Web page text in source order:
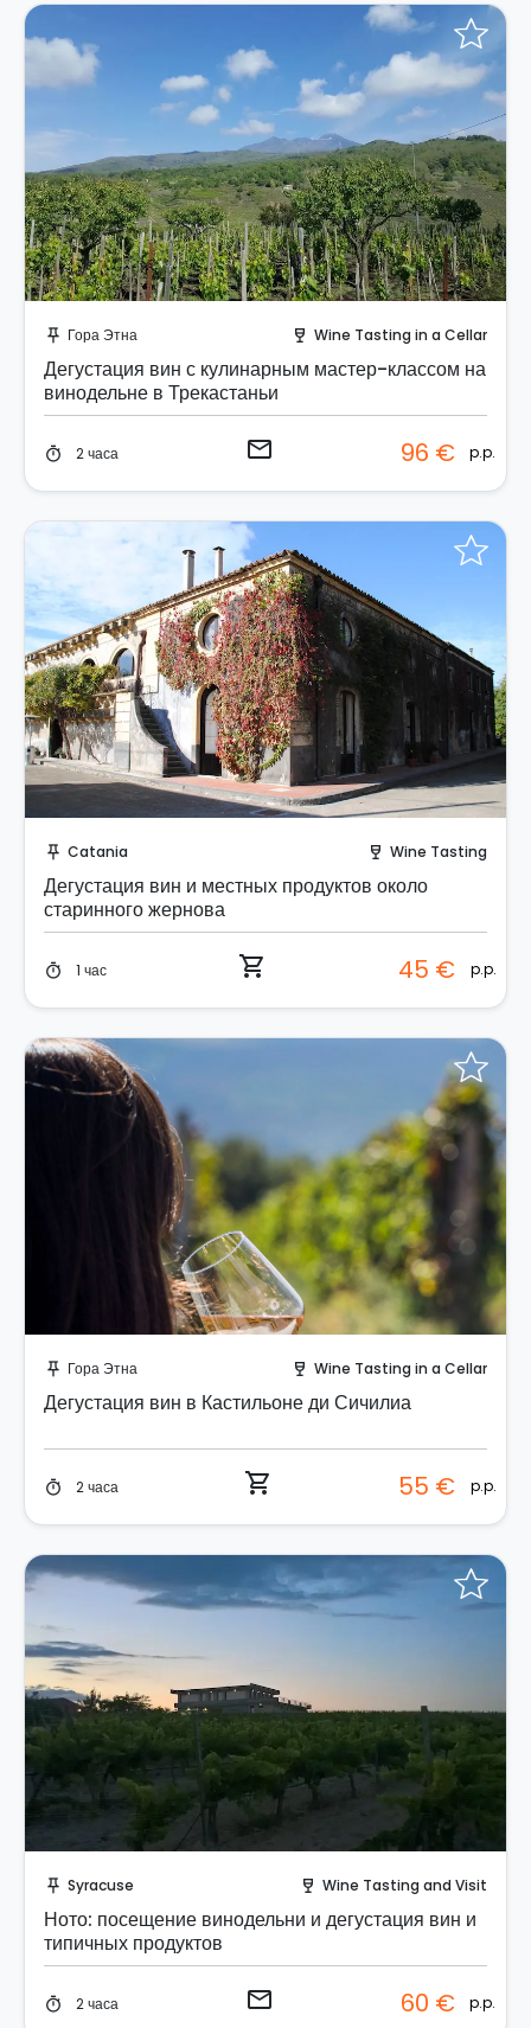
push_pin Гора Этна wine_bar Wine Tasting in a Cellar
Дегустация вин с кулинарным мастер-классом на
винодельне в Трекастаньи
timer 2 часа email 96 € p.p.
push_pin Catania wine_bar Wine Tasting
Дегустация вин и местных продуктов около
старинного жернова
timer 1 час shopping_cart 45 € p.p.
push_pin Гора Этна wine_bar Wine Tasting in a Cellar
Дегустация вин в Кастильоне ди Сичилиа
timer 2 часа shopping_cart 55 € p.p.
push_pin Syracuse wine_bar Wine Tasting and Visit
Ното: посещение винодельни и дегустация вин и
типичных продуктов
timer 2 часа email 60 € p.p.